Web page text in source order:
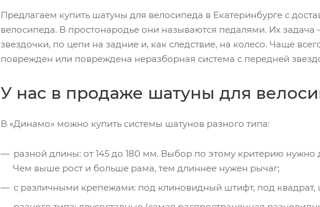
Предлагаем купить шатуны для велосипеда в Екатеринбурге с
велосипеда. В простонародье они называются педалями. Их
звездочки, по цепи на задние и, как следствие, на колесо. Чаще
поврежден или повреждена неразборная система с передней
У нас в продаже шатуны для
В «Динамо» можно купить системы шатунов разного типа:
разной длины: от 145 до 180 мм. Выбор по этому критерию
Чем выше рост и больше рама, тем длиннее нужен рычаг;
с различными крепежами: под клиновидный штифт, под квадрат,